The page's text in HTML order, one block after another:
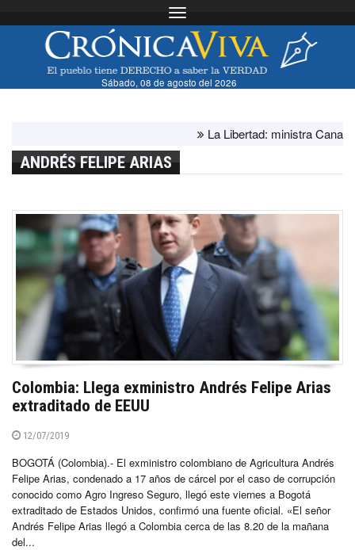
Toggle navigation
Sábado, 08 de agosto del 2026
La Libertad: ministra Canales
ANDRÉS FELIPE ARIAS
Colombia: Llega exministro Andrés Felipe Arias
extraditado de EEUU
12/07/2019
BOGOTÁ (Colombia).- El exministro colombiano de Agricultura Andrés
Felipe Arias, condenado a 17 años de cárcel por el caso de corrupción
conocido como Agro Ingreso Seguro, llegó este viernes a Bogotá
extraditado de Estados Unidos, confirmó una fuente oficial. «El señor
Andrés Felipe Arias llegó a Colombia cerca de las 8.20 de la mañana
del...